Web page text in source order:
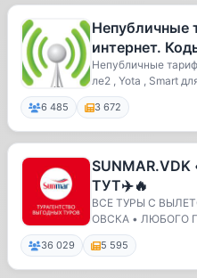
Непубличные
интернет.
Непубличные
ле2 , Yota , Smart
6 485 3 672
ТУТ✈️🔥
ВСЕ ТУРЫ С
ОВСКА • ЛЮБОГО
УРЦИЯ • ЭМИ...
36 029 5 595